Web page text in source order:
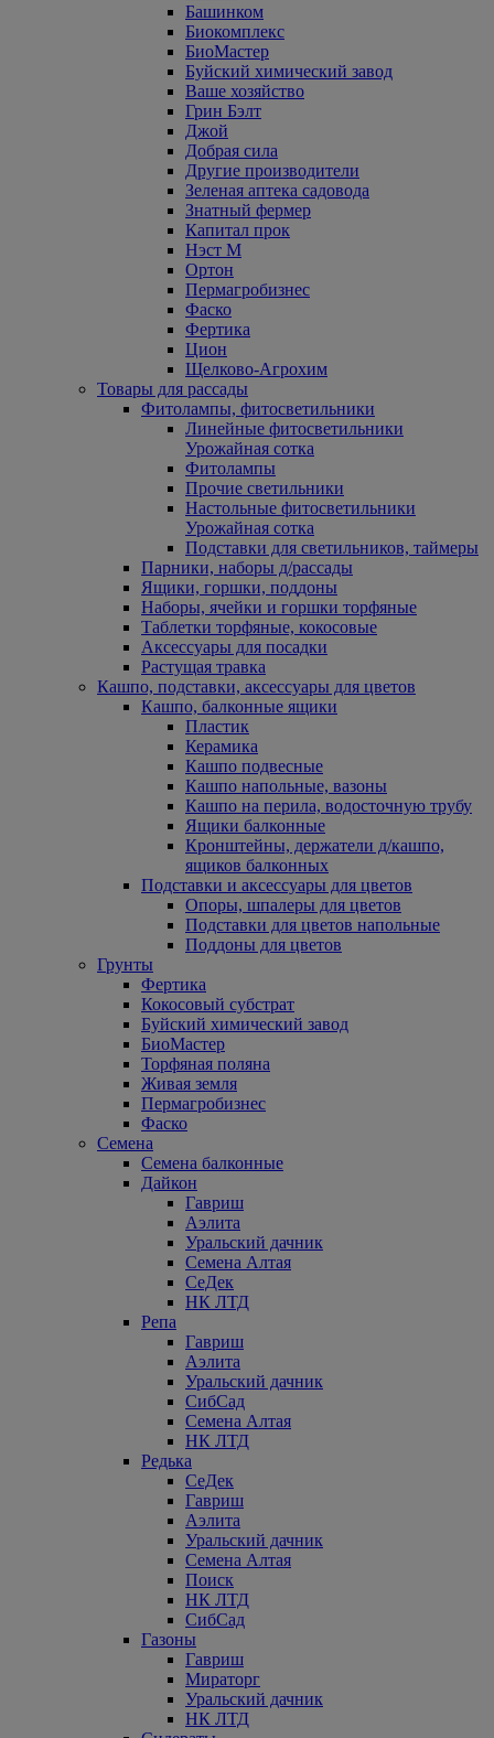
Башинком
Биокомплекс
БиоМастер
Буйский химический завод
Ваше хозяйство
Грин Бэлт
Джой
Добрая сила
Другие производители
Зеленая аптека садовода
Знатный фермер
Капитал прок
Нэст М
Ортон
Пермагробизнес
Фаско
Фертика
Цион
Щелково-Агрохим
Товары для рассады
Фитолампы, фитосветильники
Линейные фитосветильники
Урожайная сотка
Фитолампы
Прочие светильники
Настольные фитосветильники
Урожайная сотка
Подставки для светильников, таймеры
Парники, наборы д/рассады
Ящики, горшки, поддоны
Наборы, ячейки и горшки торфяные
Таблетки торфяные, кокосовые
Аксессуары для посадки
Растущая травка
Кашпо, подставки, аксессуары для цветов
Кашпо, балконные ящики
Пластик
Керамика
Кашпо подвесные
Кашпо напольные, вазоны
Кашпо на перила, водосточную трубу
Ящики балконные
Кронштейны, держатели д/кашпо,
ящиков балконных
Подставки и аксессуары для цветов
Опоры, шпалеры для цветов
Подставки для цветов напольные
Поддоны для цветов
Грунты
Фертика
Кокосовый субстрат
Буйский химический завод
БиоМастер
Торфяная поляна
Живая земля
Пермагробизнес
Фаско
Семена
Семена балконные
Дайкон
Гавриш
Аэлита
Уральский дачник
Семена Алтая
СеДек
НК ЛТД
Репа
Гавриш
Аэлита
Уральский дачник
СибСад
Семена Алтая
НК ЛТД
Редька
СеДек
Гавриш
Аэлита
Уральский дачник
Семена Алтая
Поиск
НК ЛТД
СибСад
Газоны
Гавриш
Мираторг
Уральский дачник
НК ЛТД